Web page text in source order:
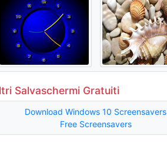
Salvaschermi Gratuiti
Download Windows 10 Screensavers
Free Screensavers